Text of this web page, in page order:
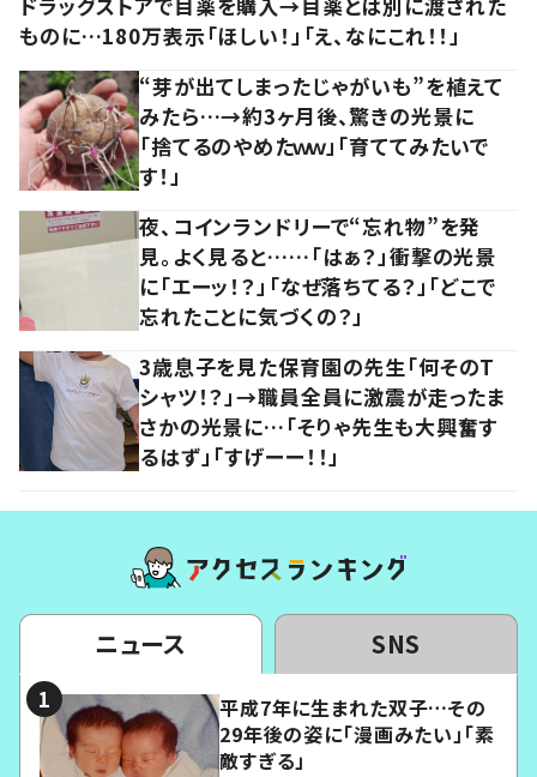
ものに…180万表示「ほしい！」「え、なにこれ！！」
“芽が出てしまったじゃがいも”を植えて
みたら…→約3ヶ月後、驚きの光景に
「捨てるのやめたｗｗ」「育ててみたいで
す！」
夜、コインランドリーで“忘れ物”を発
見。よく見ると……「はぁ？」衝撃の光景
に「エーッ！？」「なぜ落ちてる？」「どこで
忘れたことに気づくの？」
3歳息子を見た保育園の先生「何そのT
シャツ！？」→職員全員に激震が走ったま
さかの光景に…「そりゃ先生も大興奮す
るはず」「すげーー！！」
ニュース SNS
平成7年に生まれた双子…その
29年後の姿に「漫画みたい」「素
敵すぎる」